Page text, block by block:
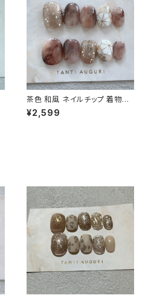
茶色 和風 ネイルチップ 着物用
和装用 和装結婚式 花 菊 和も
の 日本風 ダークブラウン 前撮
¥2,599